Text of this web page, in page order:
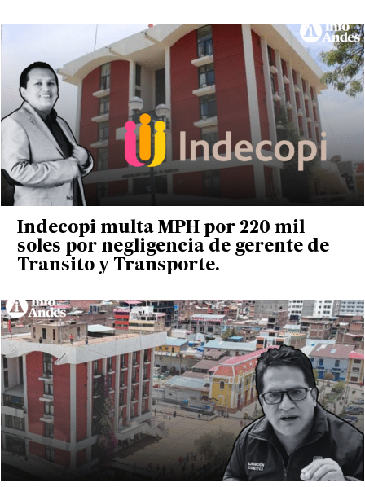
Indecopi multa MPH por 220 mil
soles por negligencia de gerente de
Transito y Transporte.